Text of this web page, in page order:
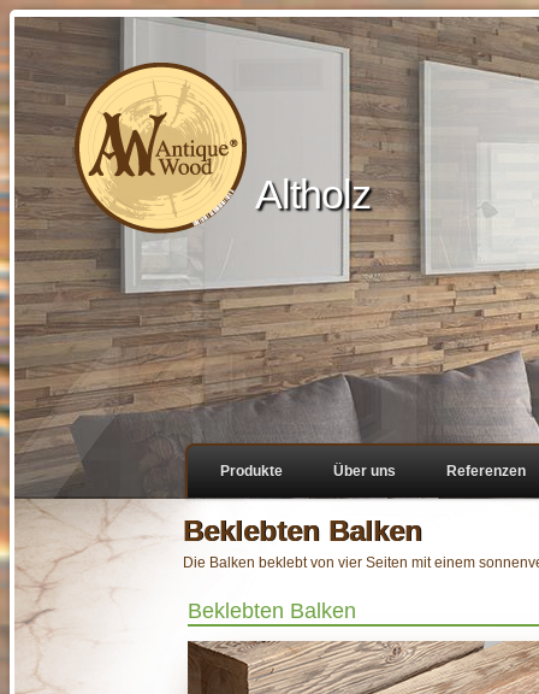
Altholz
Produkte Über uns Referenzen
Beklebten Balken
Die Balken beklebt von vier Seiten mit einem
Beklebten Balken